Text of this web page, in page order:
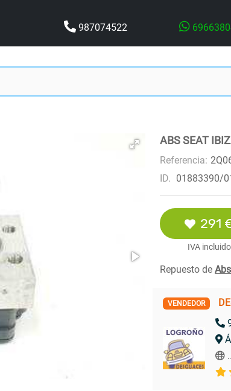
987074522
ABS SEAT
Referencia:
ID. 01883390/
291
IVA incluido
Repuesto de Abs
VENDEDOR